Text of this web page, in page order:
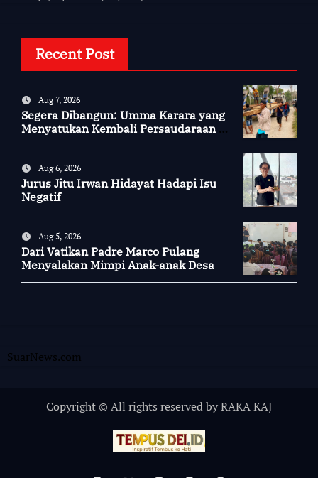
Recent Post
Aug 7, 2026
Segera Dibangun: Umma Karara yang
Menyatukan Kembali Persaudaraan di
Aug 6, 2026
Jurus Jitu Irwan Hidayat Hadapi Isu
Negatif
Aug 5, 2026
Dari Vatikan Padre Marco Pulang
Menyalakan Mimpi Anak-anak Desa
SuarNews.com
Copyright © All rights reserved by RAKA KAJ